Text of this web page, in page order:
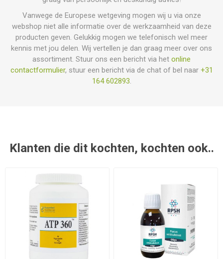
Vanwege de Europese wetgeving mogen wij u via onze
webshop niet alle informatie over de werkzaamheid van deze
producten geven. Gelukkig mogen we telefonisch wel meer
kennis met jou delen. Wij vertellen je dan graag meer over ons
assortiment. Stuur ons een bericht via het online
contactformulier, stuur een bericht via de chat of bel naar +31
164 602893.
Klanten die dit kochten, kochten ook..